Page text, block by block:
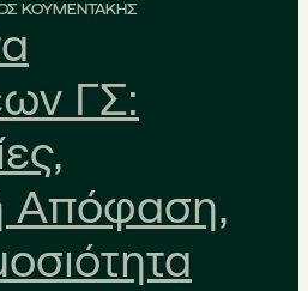
ΚΟΥΜΕΝΤΑΚΗΣ
ΓΣ:
Απόφαση,